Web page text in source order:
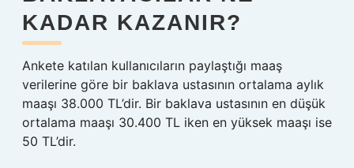
KADAR KAZANIR?
Ankete katılan kullanıcıların paylaştığı maaş
verilerine göre bir baklava ustasının ortalama aylık
maaşı 38.000 TL’dir. Bir baklava ustasının en düşük
ortalama maaşı 30.400 TL iken en yüksek maaşı ise
50 TL’dir.